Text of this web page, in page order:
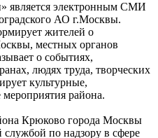
является электронным СМИ
АО г.Москвы.
жителей о
местных органов
о событиях,
людях труда, творческих
культурные,
района.
Крюково города Москвы
службой по надзору в сфере